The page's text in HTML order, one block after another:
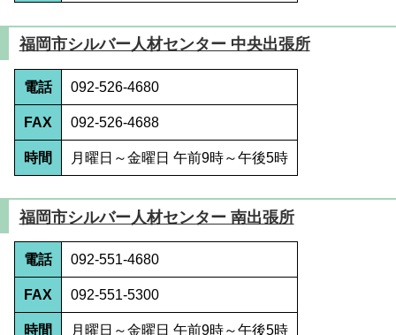
福岡市シルバー人材センター 中央出張所
電話 092-526-4680
FAX 092-526-4688
時間 月曜日～金曜日 午前9時～午後5時
福岡市シルバー人材センター 南出張所
電話 092-551-4680
FAX 092-551-5300
時間 月曜日～金曜日 午前9時～午後5時